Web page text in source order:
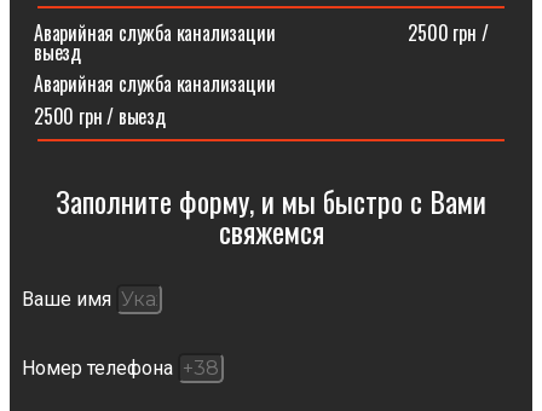
Аварийная служба канализации ⠀⠀⠀⠀⠀⠀⠀⠀⠀2500 грн /
выезд
Аварийная служба канализации
2500 грн / выезд
Заполните форму, и мы быстро с Вами
свяжемся​
Ваше имя
Номер телефона